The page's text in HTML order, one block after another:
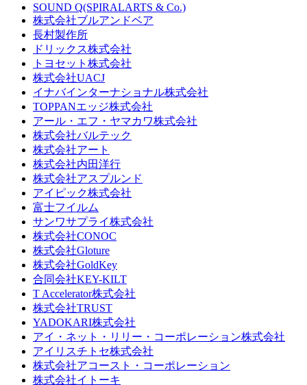
SOUND Q(SPIRALARTS & Co.)
株式会社ブルアンドベア
長村製作所
ドリックス株式会社
‎トヨセット株式会社
株式会社UACJ
イナバインターナショナル株式会社
TOPPANエッジ株式会社
アール・エフ・ヤマカワ株式会社
株式会社バルテック
株式会社アート
株式会社内田洋行
株式会社アスプルンド
アイピック株式会社
富士フイルム
サンワサプライ株式会社
株式会社CONOC
株式会社Gloture
株式会社GoldKey
合同会社KEY-KILT
T Accelerator株式会社
株式会社TRUST
YADOKARI株式会社
アイ・ネット・リリー・コーポレーション株式会社
アイリスチトセ株式会社
株式会社アコースト・コーポレーション
株式会社イトーキ